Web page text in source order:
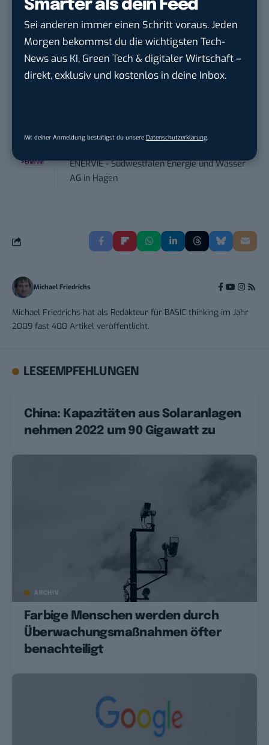
Smarter als dein Feed
Sei anderen immer einen Schritt voraus. Jeden
Morgen bekommst du die wichtigsten Tech-
News aus KI, Green Tech & digitaler Wirtschaft –
direkt, exklusiv und kostenlos in deine Inbox.
Mit deiner Anmeldung bestätigst du unsere Datenschutzerklärung
Social Media – / Channel – Lead (...
Offenburg
ENERVIE - Südwestfalen Energie und Wasser
AG in Hagen
Michael Friedrichs
Michael Friedrichs hat als Redakteur für BASIC thinking im Jahr
2009 fast 400 Artikel veröffentlicht.
LESEEMPFEHLUNGEN
China: Kapazitäten aus Solaranlagen
nehmen 2022 um 90 Gigawatt zu
ARCHIV
Farbige Menschen werden durch
Überwachungsmaßnahmen öfter
benachteiligt